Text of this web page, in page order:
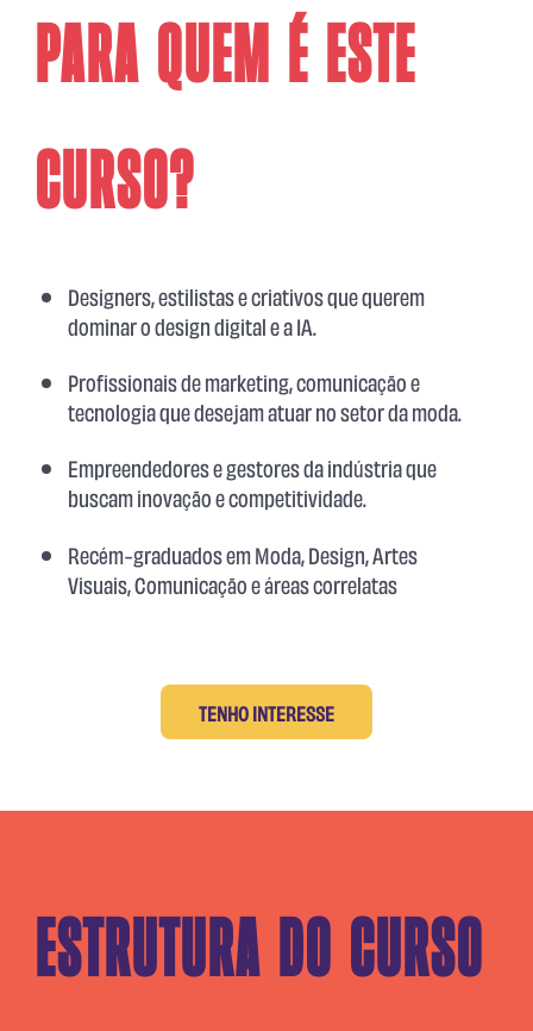
Para quem é este
curso?
Designers, estilistas e criativos que querem
dominar o design digital e a IA.
Profissionais de marketing, comunicação e
tecnologia que desejam atuar no setor da moda.
Empreendedores e gestores da indústria que
buscam inovação e competitividade.
Recém-graduados em Moda, Design, Artes
Visuais, Comunicação e áreas correlatas
TENHO INTERESSE
Estrutura do curso